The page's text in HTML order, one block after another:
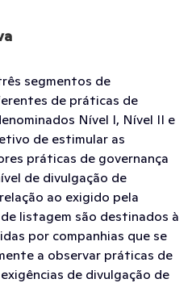
segmentos de
de práticas de
Nível I, Nível II e
de estimular as
práticas de governança
de divulgação de
ao exigido pela
listagem são destinados à
por companhias que se
a observar práticas de
de divulgação de